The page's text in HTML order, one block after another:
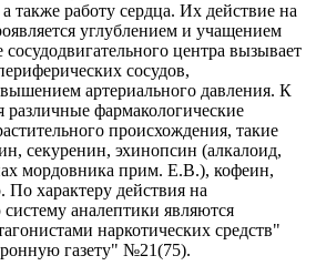
также работу сердца. Их действие на
углублением и учащением
центра вызывает
сосудов,
артериального давления. К
различные фармакологические
происхождения, такие
секуренин, эхинопсин (алкалоид,
мордовника прим. Е.В.), кофеин,
характеру действия на
аналептики являются
наркотических средств"
газету" №21(75).